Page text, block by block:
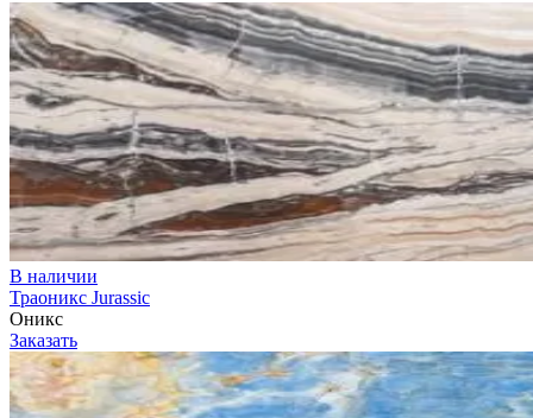
В наличии
Траоникс Jurassic
Оникс
Заказать